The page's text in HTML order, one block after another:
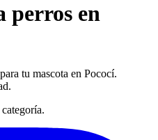
perros en
tu mascota en Pococí.